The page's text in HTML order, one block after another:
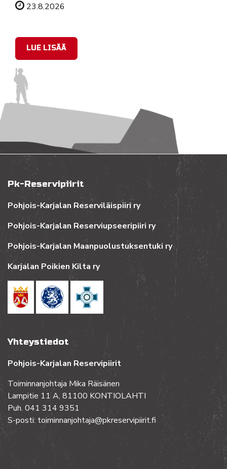
Tapahtuman ajankohta
23.8.2026
LUE LISÄÄ
Pk-Reservipiirit
Pohjois-Karjalan Reserviläispiiri ry
Pohjois-Karjalan Reserviupseeripiiri ry
Pohjois-Karjalan Maanpuolustuksentuki ry
Karjalan Poikien Kilta ry
Yhteystiedot
Pohjois-Karjalan Reservipiirit
Toiminnanjohtaja Mika Räisänen
Lampitie 11 A, 81100 KONTIOLAHTI
Puh. 041 314 9351
S-posti: toiminnanjohtaja@pkreservipiirit.fi